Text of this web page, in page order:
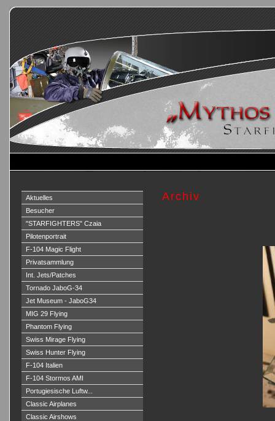
Aktuelles
Besucher
"STARFIGHTERS" Czaia
Pilotenportrait
F-104 Magic Flight
Privatsammlung
Int. Jets/Patches
Tornado JaboG-34
Jet Museum - JaboG34
MIG 29 Flying
Phantom Flying
Swiss Mirage Flying
Swiss Hunter Flying
F-104 Italien
F-104 Stormos AMI
Portugiesische Luftw...
Classic Airplanes
Classic Airshows
Archiv